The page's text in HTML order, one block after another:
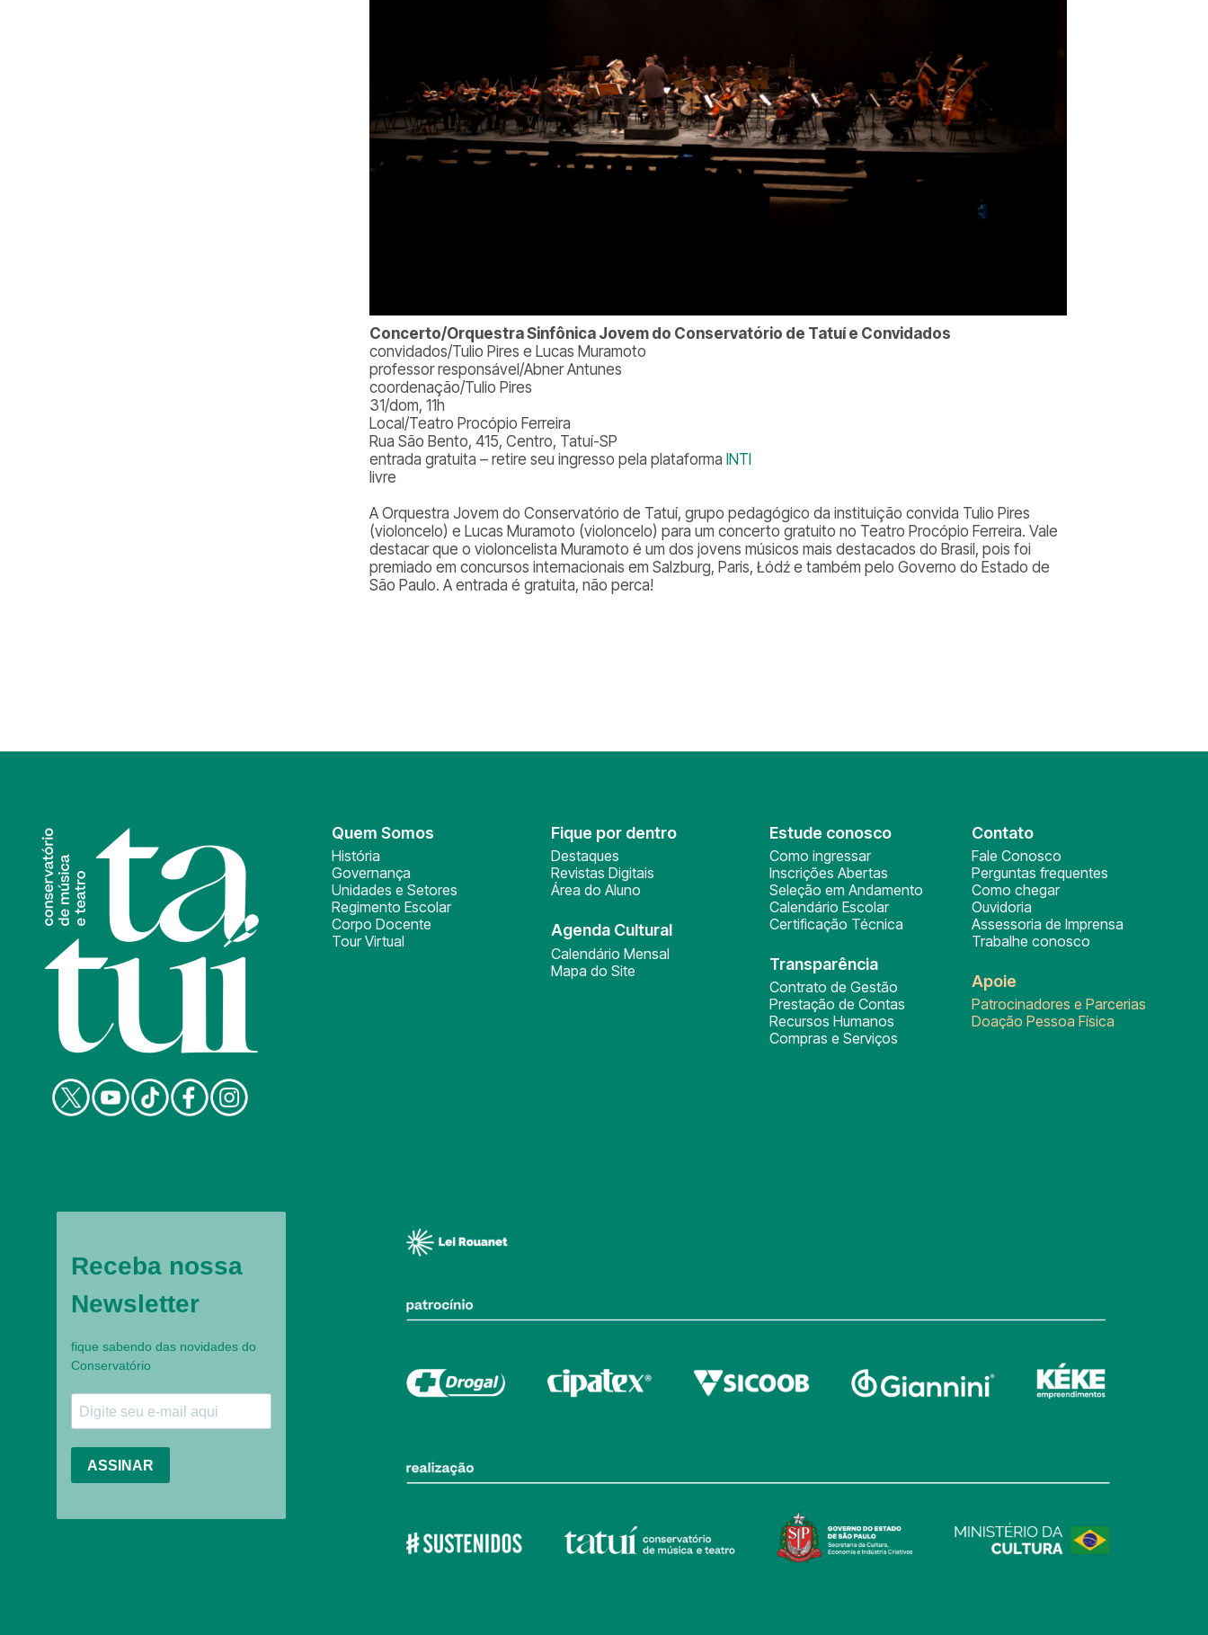
Concerto/Orquestra Sinfônica Jovem do Conservatório de Tatuí e Convidados
convidados/Tulio Pires e Lucas Muramoto
professor responsável/Abner Antunes
coordenação/Tulio Pires
31/dom, 11h
Local/Teatro Procópio Ferreira
Rua São Bento, 415, Centro, Tatuí-SP
entrada gratuita – retire seu ingresso pela plataformaINTI
livre
A Orquestra Jovem do Conservatório de Tatuí, grupo pedagógico da instituição convida Tulio Pires
(violoncelo) e Lucas Muramoto (violoncelo) para um concerto gratuito no Teatro Procópio Ferreira. Vale
destacar que o violoncelista Muramoto é um dos jovens músicos mais destacados do Brasil, pois foi
premiado em concursos internacionais em Salzburg, Paris, Łódź e também pelo Governo do Estado de
São Paulo. A entrada é gratuita, não perca!
Quem Somos
História
Governança
Unidades e Setores
Regimento Escolar
Corpo Docente
Tour Virtual
Fique por dentro
Destaques
Revistas Digitais
Área do Aluno
Agenda Cultural
Calendário Mensal
Mapa do Site
Estude conosco
Como ingressar
Inscrições Abertas
Seleção em Andamento
Calendário Escolar
Certificação Técnica
Transparência
Contrato de Gestão
Prestação de Contas
Recursos Humanos
Compras e Serviços
Contato
Fale Conosco
Perguntas frequentes
Como chegar
Ouvidoria
Assessoria de Imprensa
Trabalhe conosco
Apoie
Patrocinadores e Parcerias
Doação Pessoa Física